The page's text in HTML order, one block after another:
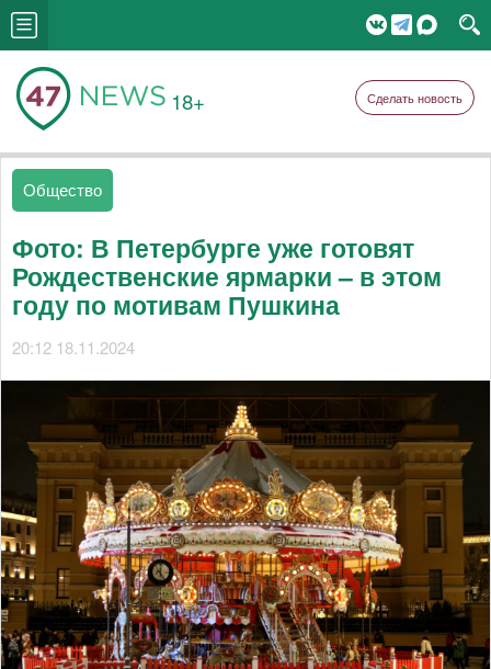
18+ Сделать новость
Общество
Фото: В Петербурге уже готовят
Рождественские ярмарки – в этом
году по мотивам Пушкина
20:12 18.11.2024